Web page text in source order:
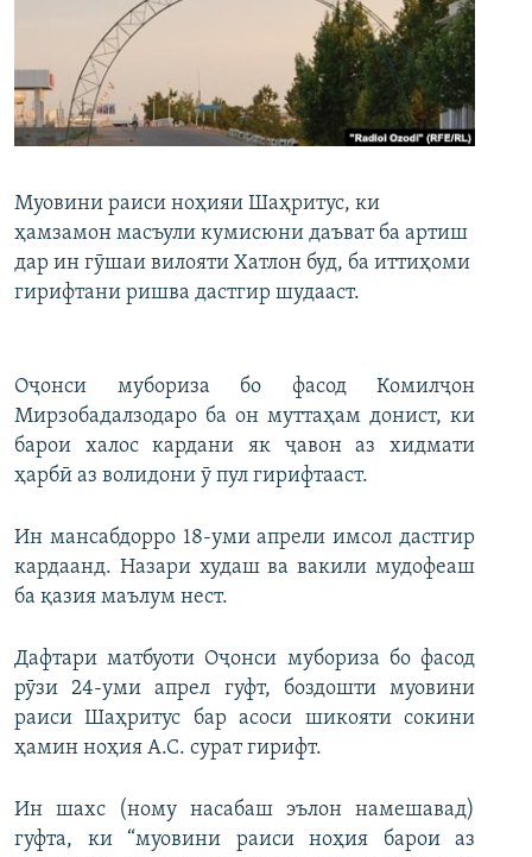
ГУЗОРИШҲОИ РАДИОӢ
Русский
ПАЙГИРӢ КУНЕД
Ҳамаи сомонаҳои RFE/RL
Муовини раиси ноҳияи Шаҳритус, ки
ҳамзамон масъули кумисюни даъват ба артиш
дар ин гӯшаи вилояти Хатлон буд, ба иттиҳоми
гирифтани ришва дастгир шудааст.
Оҷонси мубориза бо фасод Комилҷон
Мирзобадалзодаро ба он муттаҳам донист, ки
барои халос кардани як ҷавон аз хидмати
ҳарбӣ аз волидони ӯ пул гирифтааст.
Ин мансабдорро 18-уми апрели имсол дастгир
кардаанд. Назари худаш ва вакили мудофеаш
ба қазия маълум нест.
Дафтари матбуоти Оҷонси мубориза бо фасод
рӯзи 24-уми апрел гуфт, боздошти муовини
раиси Шаҳритус бар асоси шикояти сокини
ҳамин ноҳия А.С. сурат гирифт.
Ин шахс (ному насабаш эълон намешавад)
гуфта, ки “муовини раиси ноҳия барои аз